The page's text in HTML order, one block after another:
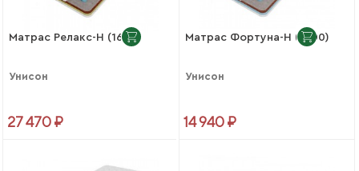
Матрас Релакс-Н (1600)
Унисон
27 470 ₽
Матрас Фортуна-Н (1400)
Унисон
14 940 ₽